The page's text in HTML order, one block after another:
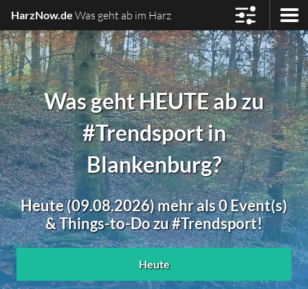
HarzNow.de Was geht ab im Harz
Was geht HEUTE ab zu
#Trendsport in
Blankenburg?
Heute (09.08.2026) mehr als 0 Event(s)
& Things-to-Do zu #Trendsport!
Heute